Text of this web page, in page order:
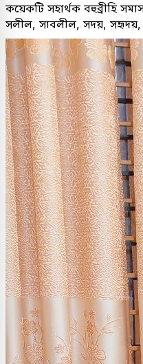
কয়েকটি সহাৰ্থক বহুব্রীহি
সলীল, সাবলীল, সদয়,